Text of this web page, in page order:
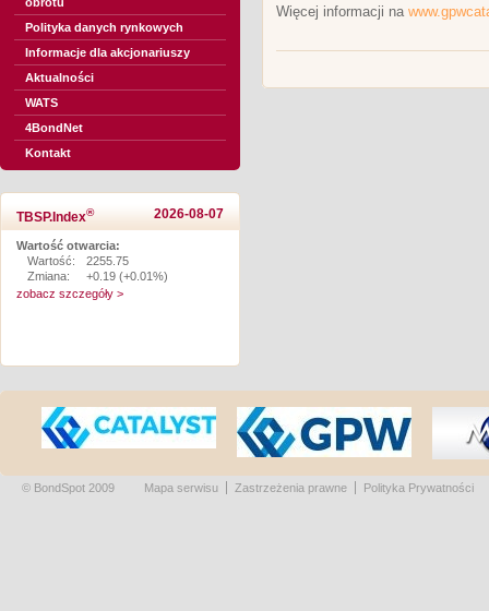
Polityka danych rynkowych
Informacje dla akcjonariuszy
Aktualności
WATS
4BondNet
Kontakt
TBSP.Index® 2026-08-07
Wartość otwarcia:
Wartość:
2255.75
Zmiana:
+0.19 (+0.01%)
zobacz szczegóły >
Więcej informacji na
© BondSpot 2009 Mapa serwisu Zastrzeżenia prawne Polityka Prywatności